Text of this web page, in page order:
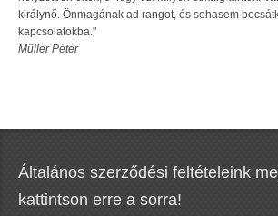
királynő. Önmagának ad rangot, és sohasem
kapcsolatokba."
Müller Péter
Általános szerződési feltételeink
kattintson erre a sorra!